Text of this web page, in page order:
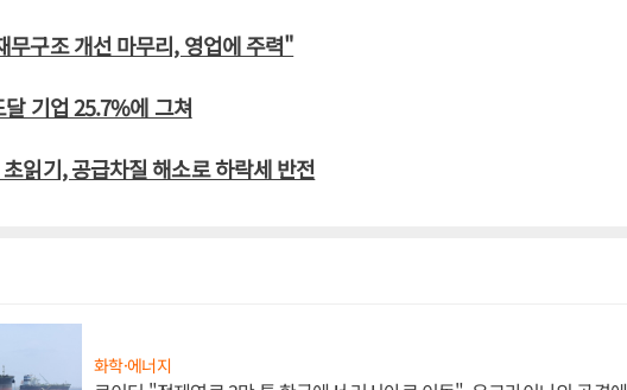
구조 개선 마무리, 영업에 주력"
기업 25.7%에 그쳐
읽기, 공급차질 해소로 하락세 반전
화학·에너지